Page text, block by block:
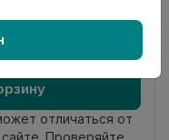
отличаться от
Проверяйте